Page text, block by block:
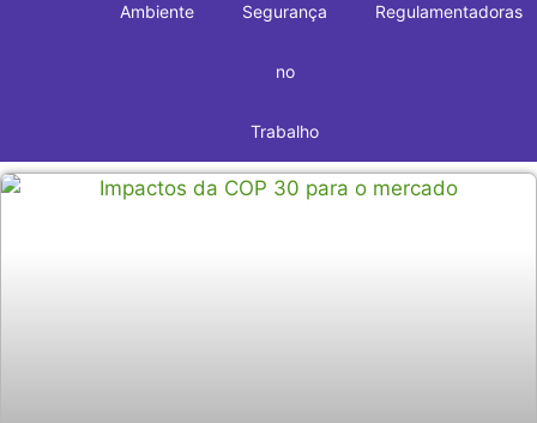
Ambiente Segurança
no
Trabalho
Regulamentadoras